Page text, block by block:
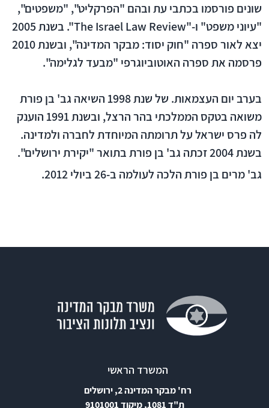
שונים פורסמו בכתבי עת ובהם "הפרקליט", "משפטים",
"עיוני משפט" ו-"The Israel Law Review". בשנת 2005
יצא לאור ספרה "חוק יסוד: מבקר המדינה", ובשנת 2010
פרסמה את ספרה האוטוביוגרפי "מבעד לגלימה".
בערב יום העצמאות. של שנת 1998 השיאה גב' בן פורת
משואה בטקס הממלכתי בהר הרצל, ובשנת 1991 הוענק
לה פרס ישראל על תרומתה המיוחדת לחברה ולמדינה.
בשנת 2004 זכתה גב' בן פורת בתואר "יקירת ירושלים".
גב' מרים בן פורת הלכה לעולמה ב-26 ביולי 2012.
המשרד הראשי
רח' מבקר המדינה 2, ירושלים
ת"ד 1081, מיקוד 9101001